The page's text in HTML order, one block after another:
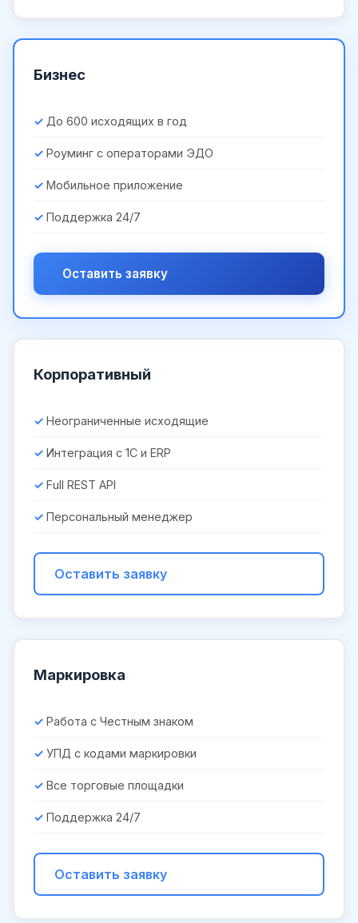
Бизнес
До 600 исходящих в год
Роуминг с операторами ЭДО
Мобильное приложение
Поддержка 24/7
Оставить заявку
Корпоративный
Неограниченные исходящие
Интеграция с 1С и ERP
Full REST API
Персональный менеджер
Оставить заявку
Маркировка
Работа с Честным знаком
УПД с кодами маркировки
Все торговые площадки
Поддержка 24/7
Оставить заявку